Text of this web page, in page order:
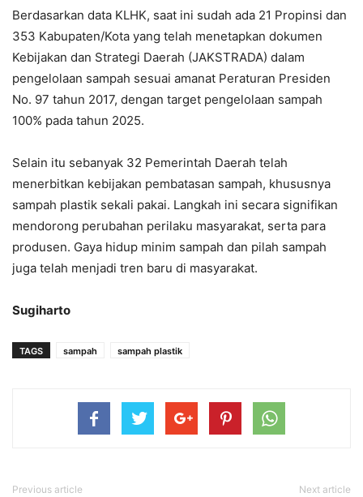
Berdasarkan data KLHK, saat ini sudah ada 21 Propinsi dan
353 Kabupaten/Kota yang telah menetapkan dokumen
Kebijakan dan Strategi Daerah (JAKSTRADA) dalam
pengelolaan sampah sesuai amanat Peraturan Presiden
No. 97 tahun 2017, dengan target pengelolaan sampah
100% pada tahun 2025.
Selain itu sebanyak 32 Pemerintah Daerah telah
menerbitkan kebijakan pembatasan sampah, khususnya
sampah plastik sekali pakai. Langkah ini secara signifikan
mendorong perubahan perilaku masyarakat, serta para
produsen. Gaya hidup minim sampah dan pilah sampah
juga telah menjadi tren baru di masyarakat.
Sugiharto
TAGS sampah sampah plastik
Previous article Next article